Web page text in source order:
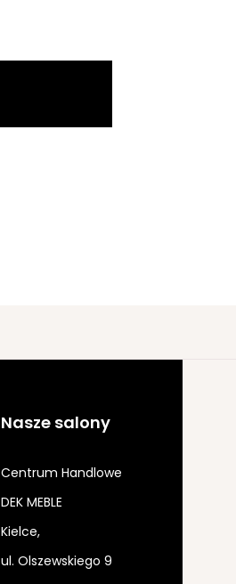
Nasze salony
Centrum Handlowe
DEK MEBLE
Kielce,
ul. Olszewskiego 9